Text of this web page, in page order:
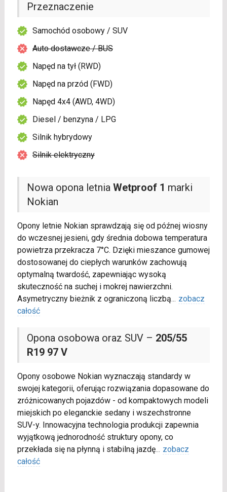
Nowa opona letnia Wetproof 1 marki
Nokian
Opony letnie Nokian sprawdzają się od późnej wiosny
do wczesnej jesieni, gdy średnia dobowa temperatura
powietrza przekracza 7°C. Dzięki mieszance gumowej
dostosowanej do ciepłych warunków zachowują
optymalną twardość, zapewniając wysoką
skuteczność na suchej i mokrej nawierzchni.
Asymetryczny bieżnik z ograniczoną liczbą... zobacz
całość
Opona osobowa oraz SUV – 205/55
R19 97 V
Opony osobowe Nokian wyznaczają standardy w
swojej kategorii, oferując rozwiązania dopasowane do
zróżnicowanych pojazdów - od kompaktowych modeli
miejskich po eleganckie sedany i wszechstronne
SUV-y. Innowacyjna technologia produkcji zapewnia
wyjątkową jednorodność struktury opony, co
przekłada się na płynną i stabilną jazdę... zobacz
całość
Przeznaczenie
Samochód osobowy / SUV
Auto dostawcze / BUS
Napęd na tył (RWD)
Napęd na przód (FWD)
Napęd 4x4 (AWD, 4WD)
Diesel / benzyna / LPG
Silnik hybrydowy
Silnik elektryczny